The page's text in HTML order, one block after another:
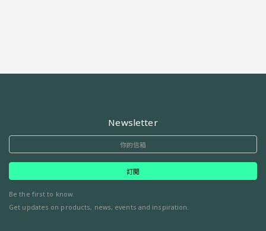
Newsletter
訂閱
Be the first to know.
Get updates on products, news, events and inspiration.